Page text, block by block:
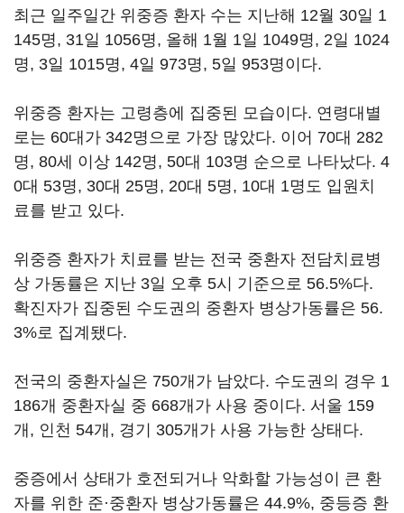
최근 일주일간 위중증 환자 수는 지난해 12월 30일 1
145명, 31일 1056명, 올해 1월 1일 1049명, 2일 1024
명, 3일 1015명, 4일 973명, 5일 953명이다.
위중증 환자는 고령층에 집중된 모습이다. 연령대별
로는 60대가 342명으로 가장 많았다. 이어 70대 282
명, 80세 이상 142명, 50대 103명 순으로 나타났다. 4
0대 53명, 30대 25명, 20대 5명, 10대 1명도 입원치
료를 받고 있다.
위중증 환자가 치료를 받는 전국 중환자 전담치료병
상 가동률은 지난 3일 오후 5시 기준으로 56.5%다.
확진자가 집중된 수도권의 중환자 병상가동률은 56.
3%로 집계됐다.
전국의 중환자실은 750개가 남았다. 수도권의 경우 1
186개 중환자실 중 668개가 사용 중이다. 서울 159
개, 인천 54개, 경기 305개가 사용 가능한 상태다.
중증에서 상태가 호전되거나 악화할 가능성이 큰 환
자를 위한 준·중환자 병상가동률은 44.9%, 중등증 환